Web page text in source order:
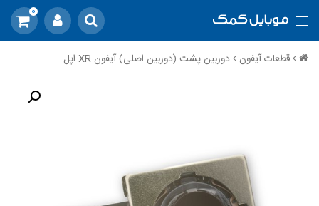
0
قطعات آیفون دوربین پشت (دوربین اصلی) آیفون XR اپل